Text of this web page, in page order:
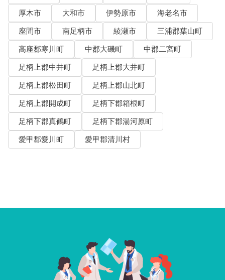
厚木市
大和市 伊勢原市
海老名市
座間市
南足柄市 綾瀬市
三浦郡葉山町
高座郡寒川町
中郡大磯町
中郡二宮町
足柄上郡中井町
足柄上郡大井町
足柄上郡松田町
足柄上郡山北町
足柄上郡開成町
足柄下郡箱根町
足柄下郡真鶴町
足柄下郡湯河原町
愛甲郡愛川町
愛甲郡清川村